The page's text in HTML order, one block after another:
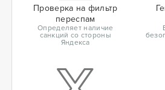
Проверка на фильтр
переспам
Определяет наличие
санкций со стороны
Яндекса